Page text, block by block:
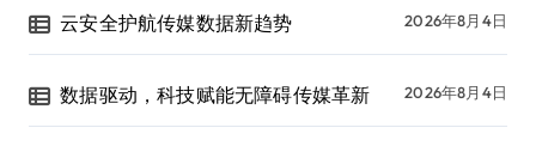
云安全护航传媒数据新趋势 2026年8月4日
数据驱动，科技赋能无障碍传媒革新 2026年8月4日